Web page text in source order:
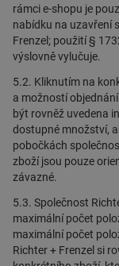
rámci e-shopu je
nabídku na uzavření
Frenzel; použití §
výslovně vylučuje.
5.2. Kliknutím na
a možností
být rovněž uvedena
dostupné množství,
pobočkách
zboží jsou pouze
závazné.
5.3. Společnost
maximální počet
maximální počet
Richter + Frenzel si